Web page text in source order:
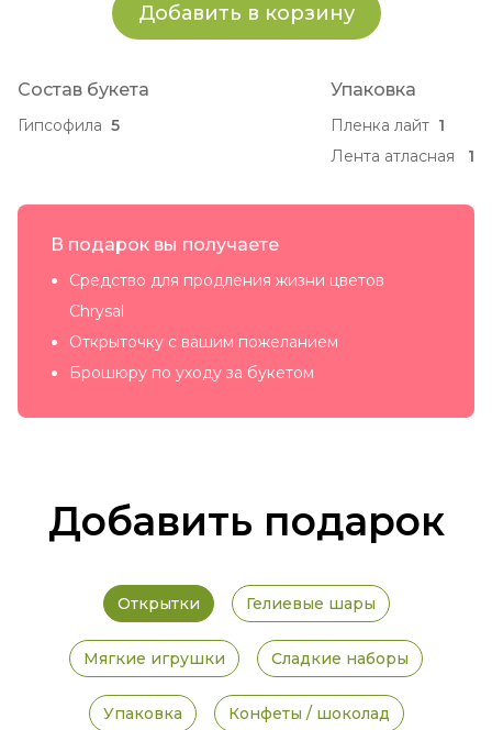
Добавить в корзину
Состав букета
Гипсофила 5
Упаковка
Пленка лайт 1
Лента атласная
1
В подарок вы получаете
Средство для продления жизни цветов
Chrysal
Открыточку с вашим пожеланием
Брошюру по уходу за букетом
Добавить подарок
Открытки Гелиевые шары
Мягкие игрушки Сладкие наборы
Упаковка Конфеты / шоколад